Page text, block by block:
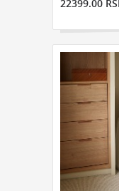
22399.00